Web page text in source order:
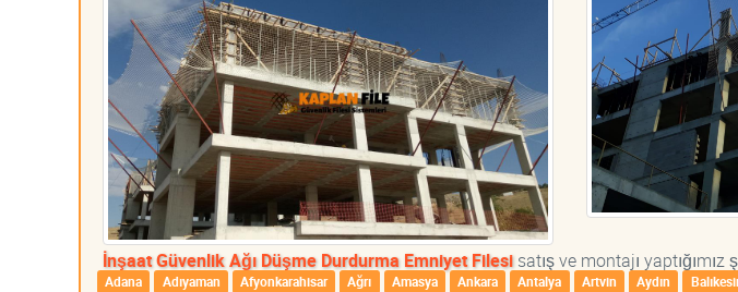
İnşaat Güvenlik Ağı Düşme Durdurma Emniyet Filesisatış ve montajı yaptığımız
Adana Adıyaman Afyonkarahisar Ağrı Amasya Ankara Antalya Artvin Aydın